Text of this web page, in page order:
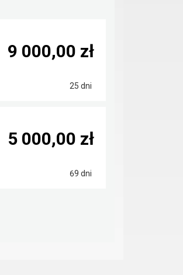
25 dni
9 000,00 zł
69 dni
5 000,00 zł